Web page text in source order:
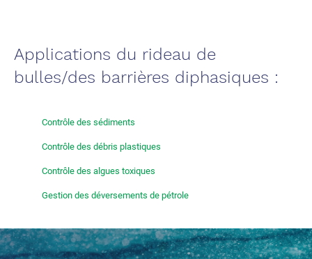
Applications du rideau de
bulles/des barrières diphasiques :
Contrôle des sédiments
Contrôle des débris plastiques
Contrôle des algues toxiques
Gestion des déversements de pétrole